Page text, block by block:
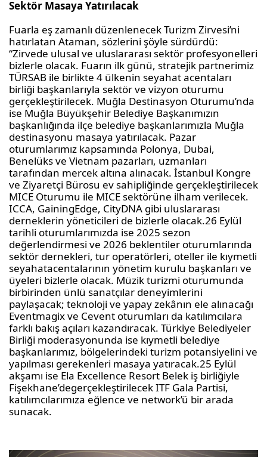
Sektör Masaya Yatırılacak
Fuarla eş zamanlı düzenlenecek Turizm Zirvesi’ni
hatırlatan Ataman, sözlerini şöyle sürdürdü:
“Zirvede ulusal ve uluslararası sektör profesyonelleri
bizlerle olacak. Fuarın ilk günü, stratejik partnerimiz
TÜRSAB ile birlikte 4 ülkenin seyahatacentaları
birliği başkanlarıyla sektör ve vizyon oturumu
gerçekleştirilecek. Muğla Destinasyon Oturumu’nda
ise Muğla Büyükşehir Belediye Başkanımızın
başkanlığında ilçe belediye başkanlarımızla Muğla
destinasyonu masaya yatırılacak. Pazar
oturumlarımız kapsamında Polonya, Dubai,
Benelüks ve Vietnam pazarları, uzmanları
tarafından mercek altına alınacak. İstanbul Kongre
ve Ziyaretçi Bürosu ev sahipliğinde gerçekleştirilecek
MICE Oturumu ile MICE sektörüne ilham verilecek.
ICCA, GainingEdge, CityDNA gibi uluslararası
derneklerin yöneticileri de bizlerle olacak.26 Eylül
tarihli oturumlarımızda ise 2025 sezon
değerlendirmesi ve 2026 beklentiler oturumlarında
sektör dernekleri, tur operatörleri, oteller ile kıymetli
seyahatacentalarının yönetim kurulu başkanları ve
üyeleri bizlerle olacak. Müzik turizmi oturumunda
birbirinden ünlü sanatçılar deneyimlerini
paylaşacak; teknoloji ve yapay zekânın ele alınacağı
Eventmagixve Cevent oturumları da katılımcılara
farklı bakış açıları kazandıracak. Türkiye Belediyeler
Birliği moderasyonunda ise kıymetli belediye
başkanlarımız, bölgelerindeki turizm potansiyelini ve
yapılması gerekenleri masaya yatıracak.25 Eylül
akşamı ise Ela Excellence Resort Belek iş birliğiyle
Fişekhane’degerçekleştirilecek ITF Gala Partisi,
katılımcılarımıza eğlence ve network’ü bir arada
sunacak.